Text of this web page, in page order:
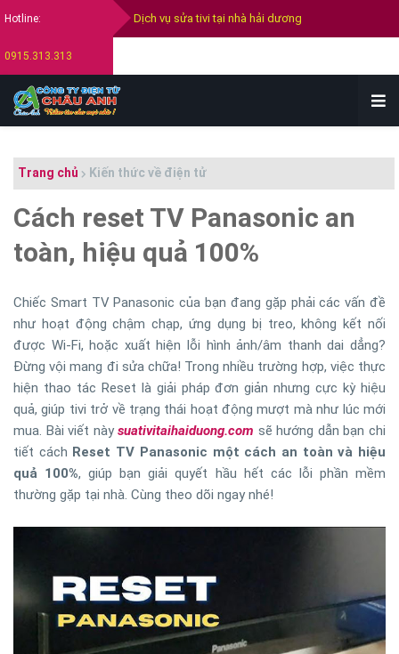
Hotline:
0915.313.313
Dịch vụ sửa tivi tại nhà hải dương
Thay màn hình tivi Sony
Thay màn hình tivi Lg
Bán tivi cũ tại hải dương
Thu mua tivi cũ hỏng tại hải dương
Trang chủ Kiến thức về điện tử
Cách reset TV Panasonic an
toàn, hiệu quả 100%
Chiếc Smart TV Panasonic của bạn đang gặp phải các vấn đề
như hoạt động chậm chạp, ứng dụng bị treo, không kết nối
được Wi-Fi, hoặc xuất hiện lỗi hình ảnh/âm thanh dai dẳng?
Đừng vội mang đi sửa chữa! Trong nhiều trường hợp, việc thực
hiện thao tác Reset là giải pháp đơn giản nhưng cực kỳ hiệu
quả, giúp tivi trở về trạng thái hoạt động mượt mà như lúc mới
mua. Bài viết nàysuativitaihaiduong.com sẽ hướng dẫn bạn chi
tiết cách Reset TV Panasonic một cách an toàn và hiệu
quả 100%, giúp bạn giải quyết hầu hết các lỗi phần mềm
thường gặp tại nhà. Cùng theo dõi ngay nhé!